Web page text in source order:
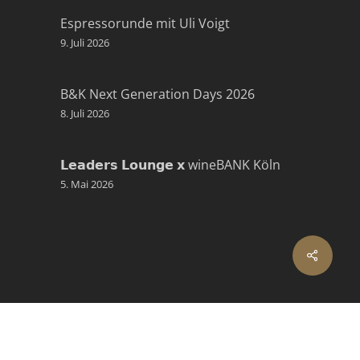
Espressorunde mit Uli Voigt
9. Juli 2026
B&K Next Generation Days 2026
8. Juli 2026
𝗟𝗲𝗮𝗱𝗲𝗿𝘀 𝗟𝗼𝘂𝗻𝗴𝗲 𝘅 wineBANK Köln
5. Mai 2026